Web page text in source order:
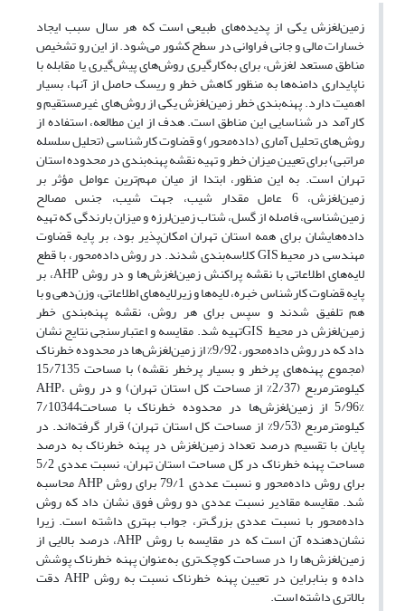
زمین‌لغزش یکی از پدیده‌های طبیعی است که هر سال سبب ایجاد
خسارات مالی و جانی فراوانی در سطح کشور می‌شود. از این رو تشخیص
مناطق مستعد لغزش، برای به‌کارگیری روش‌های پیش‌گیری یا مقابله با
ناپایداری دامنه‌ها به منظور کاهش خطر و ریسک حاصل از آنها، بسیار
اهمیت دارد. پهنه‌بندی خطر زمین‌لغزش یکی از روش‌های غیرمستقیم و
کارآمد در شناسایی این مناطق است. هدف از این مطالعه، استفاده از
روش‌های تحلیل آماری (داده‌محور) و قضاوت کارشناسی (تحلیل سلسله
مراتبی) برای تعیین میزان خطر و تهیه نقشه پهنه‌بندی در محدوده استان
تهران است. به این منظور، ابتدا از میان مهم‌ترین عوامل مؤثر بر
زمین‌لغزش، 6 عامل مقدار شیب، جهت شیب، جنس مصالح
زمین‌شناسی، فاصله از گسل، شتاب زمین‌لرزه و میزان بارندگی که تهیه
داده‌هایشان برای همه استان تهران امکان‌پذیر بود، بر پایه قضاوت
مهندسی در محیط GIS کلاسه‌بندی شدند. در روش داده‌محور، با قطع
لایه‌های اطلاعاتی با نقشه پراکنش زمین‌لغزش‌ها و در روش AHP، بر
پایه قضاوت کارشناس خبره، لایه‌ها و زیر‌لایه‌های اطلاعاتی، وزن‌دهی و با
هم تلفیق شدند و سپس برای هر روش، نقشه پهنه‌بندی خطر
زمین‌لغزش در محیط GISتهیه شد. مقایسه و اعتبارسنجی نتایج نشان
داد که در روش داده‌محور، 9/92% از زمین‌لغزش‌ها در محدوده خطرناک
(مجموع پهنه‌های پرخطر و بسیار پرخطر نقشه) با مساحت 15/7135
کیلومترمربع (2/37% از مساحت کل استان تهران) و در روش AHP،
5/96% از زمین‌لغزش‌ها در محدوده خطرناک با مساحت7/10344
کیلومترمربع (9/53% از مساحت کل استان تهران) قرار گرفته‌اند. در
پایان با تقسیم درصد تعداد زمین‌لغزش در پهنه خطرناک به درصد
مساحت پهنه خطرناک در کل مساحت استان تهران، نسبت عددی 5/2
برای روش داده‌محور و نسبت عددی 79/1 برای روش AHP محاسبه
شد. مقایسه مقادیر نسبت عددی دو روش فوق نشان داد که روش
داده‌محور با نسبت عددی بزرگ‌تر، جواب بهتری داشته است. زیرا
نشان‌دهنده آن است که در مقایسه با روش AHP، درصد بالایی از
زمین‌لغزش‌ها را در مساحت کوچک‌تری به‌عنوان پهنه خطرناک پوشش
داده و بنابراین در تعیین پهنه خطرناک نسبت به روش AHP دقت
بالاتری داشته است.